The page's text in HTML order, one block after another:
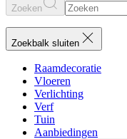
Zoeken
Zoekbalk sluiten
Raamdecoratie
Vloeren
Verlichting
Verf
Tuin
Aanbiedingen